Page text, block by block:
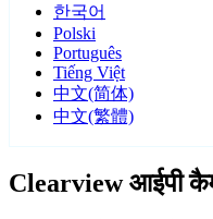
한국어
Polski
Português
Tiếng Việt
中文(简体)
中文(繁體)
Clearview आईपी